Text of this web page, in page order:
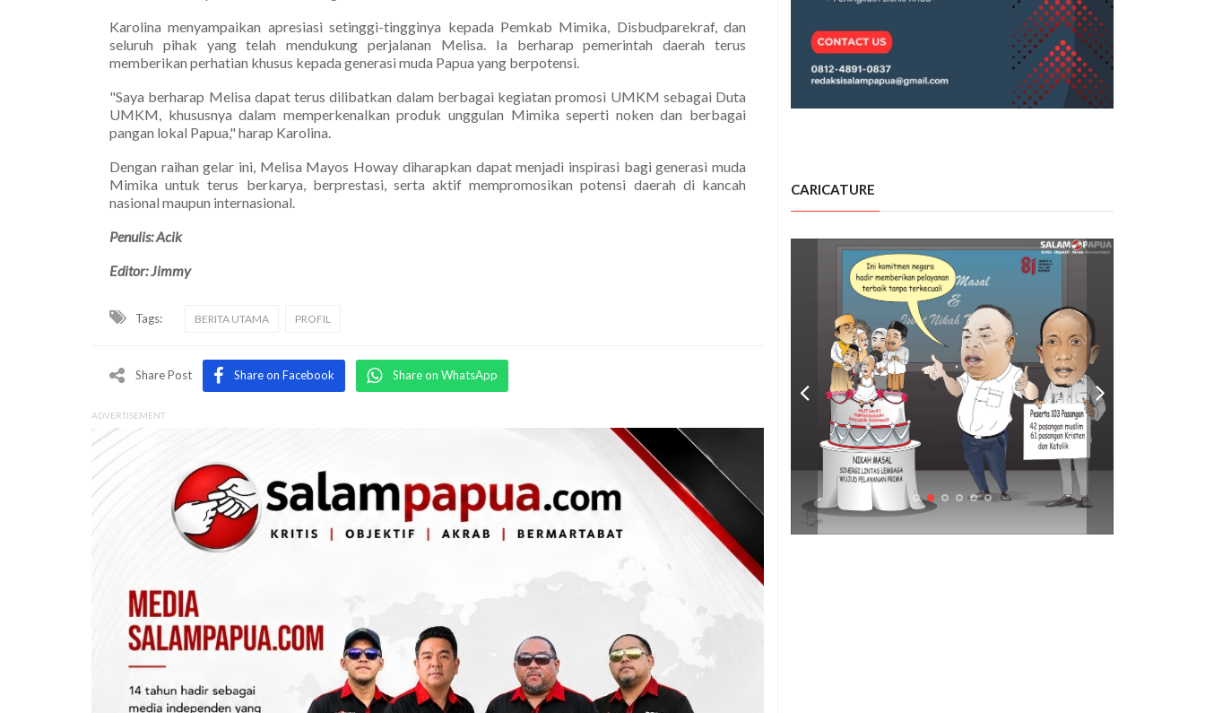
Karolina menyampaikan apresiasi setinggi-tingginya kepada Pemkab Mimika, Disbudparekraf, dan
seluruh pihak yang telah mendukung perjalanan Melisa. Ia berharap pemerintah daerah terus
memberikan perhatian khusus kepada generasi muda Papua yang berpotensi.
"Saya berharap Melisa dapat terus dilibatkan dalam berbagai kegiatan promosi UMKM sebagai Duta
UMKM, khususnya dalam memperkenalkan produk unggulan Mimika seperti noken dan berbagai
pangan lokal Papua," harap Karolina.
Dengan raihan gelar ini, Melisa Mayos Howay diharapkan dapat menjadi inspirasi bagi generasi muda
Mimika untuk terus berkarya, berprestasi, serta aktif mempromosikan potensi daerah di kancah
nasional maupun internasional.
Penulis: Acik
Editor: Jimmy
Tags: BERITA UTAMA PROFIL
Share Post Share on Facebook Share on WhatsApp
ADVERTISEMENT
CARICATURE